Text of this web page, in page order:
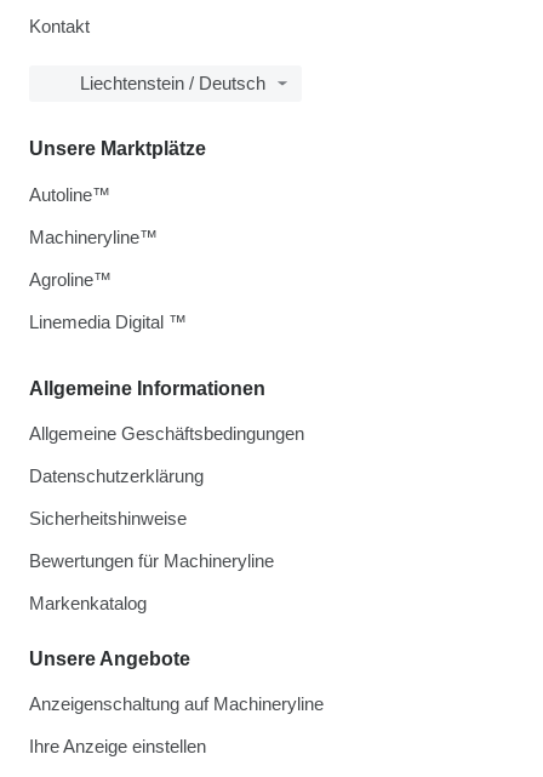
Kontakt
Liechtenstein / Deutsch
Allgemeine Informationen
Allgemeine Geschäftsbedingungen
Datenschutzerklärung
Sicherheitshinweise
Bewertungen für Machineryline
Markenkatalog
Unsere Angebote
Anzeigenschaltung auf Machineryline
Ihre Anzeige einstellen
Unsere Marktplätze
Autoline™
Machineryline™
Agroline™
Linemedia Digital ™